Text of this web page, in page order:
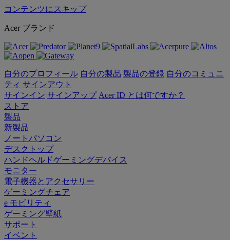
コンテンツにスキップ
Acer ブランド
自分のプロフィール 自分の製品 製品の登録 自分のコミュニ
ティ サインアウト
サインイン サインアップ Acer ID とは何ですか？
ストア
製品
新製品
ノートパソコン
デスクトップ
ハンドヘルドゲーミングデバイス
モニター
電子機器とアクセサリー
ゲーミングチェア
e モビリティ
ゲーミング壁紙
サポート
イベント